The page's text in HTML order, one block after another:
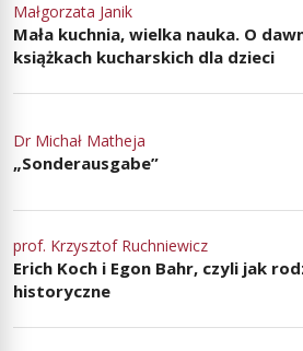
Małgorzata Janik
Mała kuchnia, wielka nauka. O
książkach kucharskich dla dzieci
Dr Michał Matheja
„Sonderausgabe”
prof. Krzysztof Ruchniewicz
Erich Koch i Egon Bahr, czyli jak
historyczne